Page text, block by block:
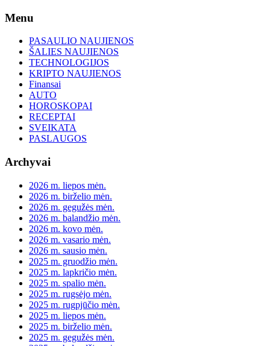
Skip
content
Menu
PASAULIO NAUJIENOS
ŠALIES NAUJIENOS
TECHNOLOGIJOS
KRIPTO NAUJIENOS
Finansai
AUTO
HOROSKOPAI
RECEPTAI
SVEIKATA
PASLAUGOS
Archyvai
2026 m. liepos mėn.
2026 m. birželio mėn.
2026 m. gegužės mėn.
2026 m. balandžio mėn.
2026 m. kovo mėn.
2026 m. vasario mėn.
2026 m. sausio mėn.
2025 m. gruodžio mėn.
2025 m. lapkričio mėn.
2025 m. spalio mėn.
2025 m. rugsėjo mėn.
2025 m. rugpjūčio mėn.
2025 m. liepos mėn.
2025 m. birželio mėn.
2025 m. gegužės mėn.